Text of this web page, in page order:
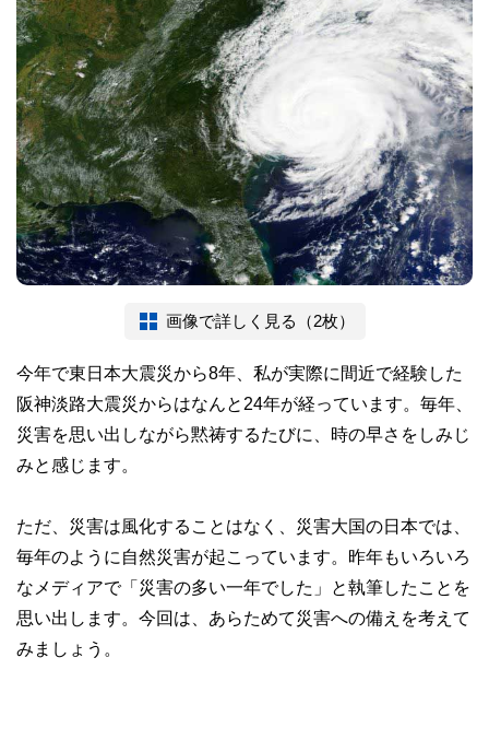
画像で詳しく見る（2枚）
今年で東日本大震災から8年、私が実際に間近で経験した
阪神淡路大震災からはなんと24年が経っています。毎年、
災害を思い出しながら黙祷するたびに、時の早さをしみじ
みと感じます。
ただ、災害は風化することはなく、災害大国の日本では、
毎年のように自然災害が起こっています。昨年もいろいろ
なメディアで「災害の多い一年でした」と執筆したことを
思い出します。今回は、あらためて災害への備えを考えて
みましょう。